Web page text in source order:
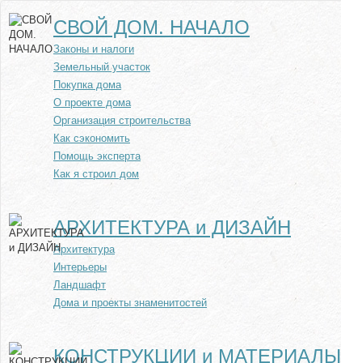
СВОЙ ДОМ. НАЧАЛО
Законы и налоги
Земельный участок
Покупка дома
О проекте дома
Организация строительства
Как сэкономить
Помощь эксперта
Как я строил дом
АРХИТЕКТУРА и ДИЗАЙН
Архитектура
Интерьеры
Ландшафт
Дома и проекты знаменитостей
КОНСТРУКЦИИ и МАТЕРИАЛЫ